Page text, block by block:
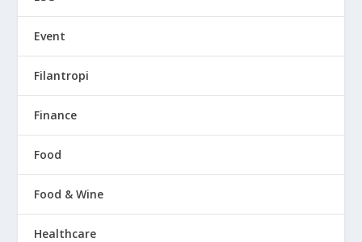
Event
Filantropi
Finance
Food
Food & Wine
Healthcare